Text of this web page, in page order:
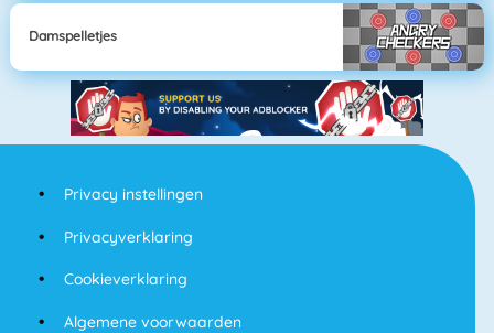
Damspelletjes
Privacy instellingen
Privacyverklaring
Cookieverklaring
Algemene voorwaarden